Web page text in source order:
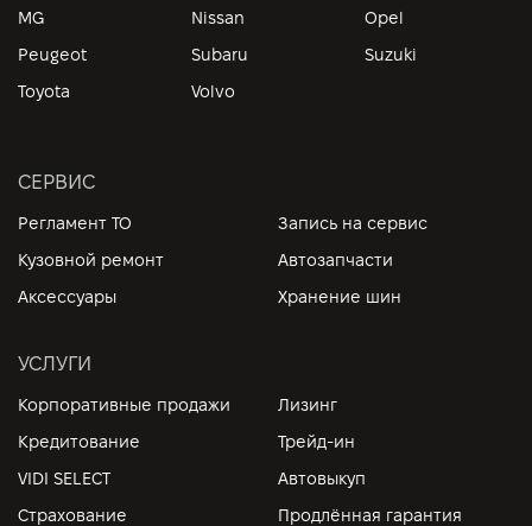
MG
Nissan
Opel
Peugeot
Subaru
Suzuki
Toyota
Volvo
СЕРВИС
Регламент ТО
Запись на сервис
Кузовной ремонт
Автозапчасти
Аксессуары
Хранение шин
УСЛУГИ
Корпоративные продажи
Лизинг
Кредитование
Трейд-ин
VIDI SELECT
Автовыкуп
Страхование
Продлённая гарантия